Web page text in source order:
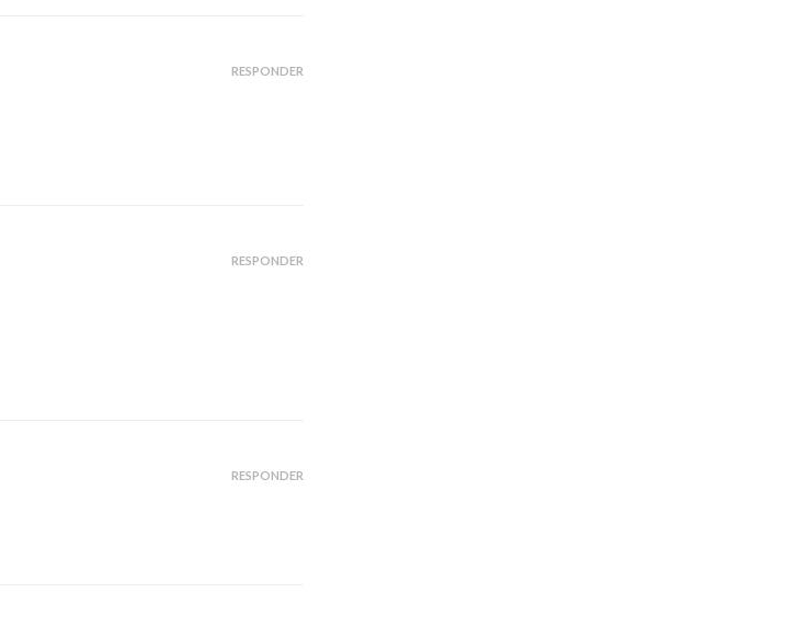
RESPONDER
RESPONDER
RESPONDER